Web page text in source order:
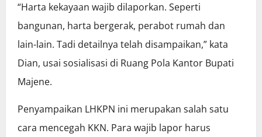
“Harta kekayaan wajib dilaporkan. Seperti
bangunan, harta bergerak, perabot rumah dan
lain-lain. Tadi detailnya telah disampaikan,” kata
Dian, usai sosialisasi di Ruang Pola Kantor Bupati
Majene.
Penyampaikan LHKPN ini merupakan salah satu
cara mencegah KKN. Para wajib lapor harus